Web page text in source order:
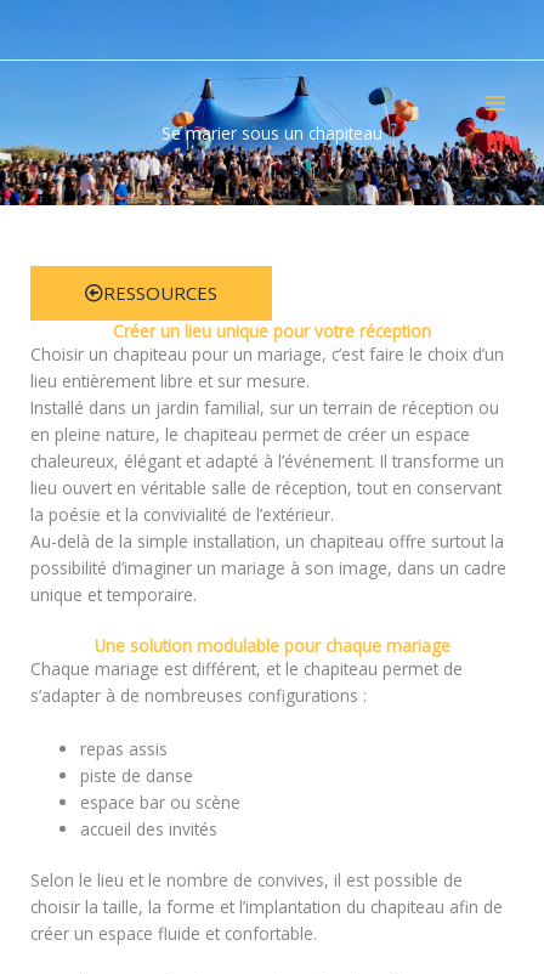
contenu
Se marier sous un chapiteau
RESSOURCES
Créer un lieu unique pour votre réception
Choisir un chapiteau pour un mariage, c’est faire le choix d’un
lieu entièrement libre et sur mesure.
Installé dans un jardin familial, sur un terrain de réception ou
en pleine nature, le chapiteau permet de créer un espace
chaleureux, élégant et adapté à l’événement. Il transforme un
lieu ouvert en véritable salle de réception, tout en conservant
la poésie et la convivialité de l’extérieur.
Au-delà de la simple installation, un chapiteau offre surtout la
possibilité d’imaginer un mariage à son image, dans un cadre
unique et temporaire.
Une solution modulable pour chaque mariage
Chaque mariage est différent, et le chapiteau permet de
s’adapter à de nombreuses configurations :
repas assis
piste de danse
espace bar ou scène
accueil des invités
Selon le lieu et le nombre de convives, il est possible de
choisir la taille, la forme et l’implantation du chapiteau afin de
créer un espace fluide et confortable.